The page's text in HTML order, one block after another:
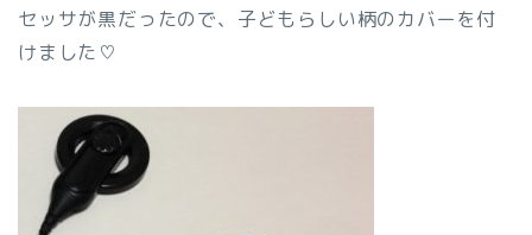
セッサが黒だったので、子どもらしい柄のカバーを付
けました♡